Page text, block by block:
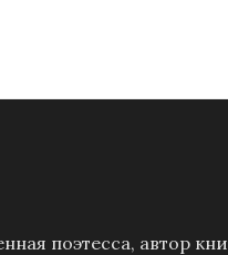
поэтесса, автор